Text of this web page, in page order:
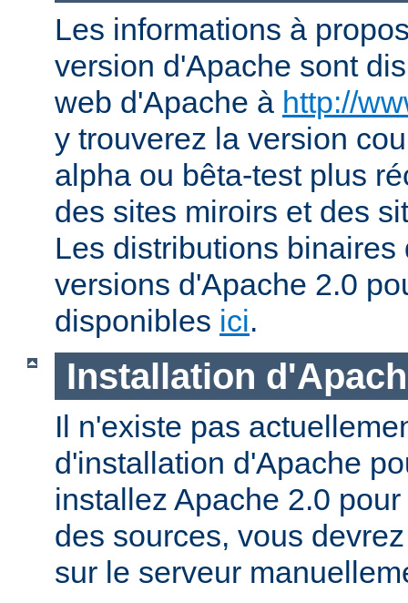
Les informations à
version d'Apache sont
web d'Apache à http://
y trouverez la version
alpha ou bêta-test plus
des sites miroirs et des
Les distributions binaires
versions d'Apache 2.0
disponibles ici.
Installation
Il n'existe pas
d'installation d'Apache
installez Apache 2.0
des sources, vous
sur le serveur